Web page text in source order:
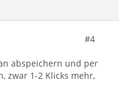
#4
abspeichern und per
zwar 1-2 Klicks mehr,